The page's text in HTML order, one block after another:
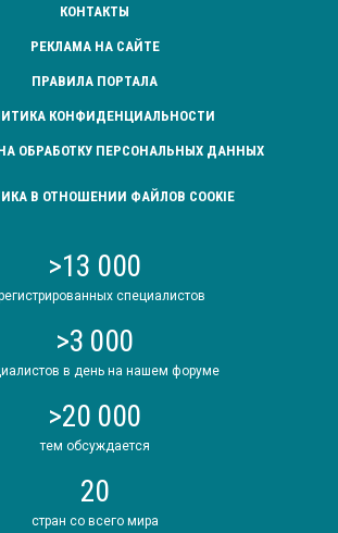
КОНТАКТЫ
РЕКЛАМА НА САЙТЕ
ПРАВИЛА ПОРТАЛА
КОНФИДЕНЦИАЛЬНОСТИ
ОБРАБОТКУ ПЕРСОНАЛЬНЫХ ДАННЫХ
В ОТНОШЕНИИ ФАЙЛОВ COOKIE
>13 000
специалистов
>3 000
в день на нашем форуме
>20 000
тем обсуждается
20
стран со всего мира